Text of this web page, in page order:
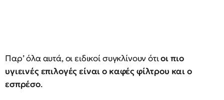
Παρ’ όλα αυτά, οι ειδικοί συγκλίνουν ότιοι πιο
υγιεινές επιλογές είναι ο καφές φίλτρου και ο
εσπρέσο.